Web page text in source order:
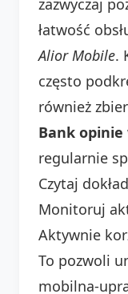
łatwość
Alior Mobile.
często
również
Bank opinie
regularnie
Czytaj
Monitoruj
Aktywnie
To pozwoli
mobilna-